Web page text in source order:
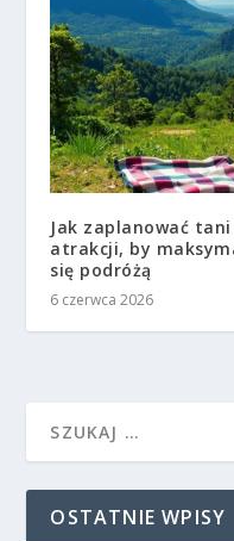
Jak zaplanować
atrakcji, by
się podróżą
6 czerwca 2026
OSTATNIE WPISY